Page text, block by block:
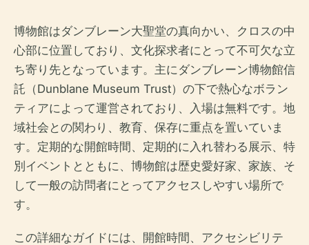
博物館はダンブレーン大聖堂の真向かい、クロスの中
心部に位置しており、文化探求者にとって不可欠な立
ち寄り先となっています。主にダンブレーン博物館信
託（Dunblane Museum Trust）の下で熱心なボラン
ティアによって運営されており、入場は無料です。地
域社会との関わり、教育、保存に重点を置いていま
す。定期的な開館時間、定期的に入れ替わる展示、特
別イベントとともに、博物館は歴史愛好家、家族、そ
して一般の訪問者にとってアクセスしやすい場所で
す。
この詳細なガイドには、開館時間、アクセシビリテ